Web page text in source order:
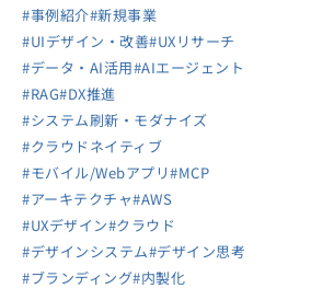
#事例紹介#新規事業
#UIデザイン・改善#UXリサーチ
#データ・AI活用#AIエージェント
#RAG#DX推進
#システム刷新・モダナイズ
#クラウドネイティブ
#モバイル/Webアプリ#MCP
#アーキテクチャ#AWS
#UXデザイン#クラウド
#デザインシステム#デザイン思考
#ブランディング#内製化